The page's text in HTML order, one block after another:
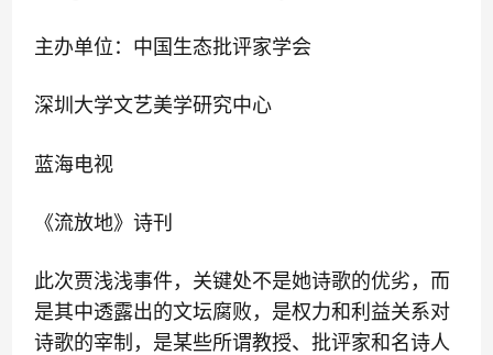
主办单位：中国生态批评家学会
深圳大学文艺美学研究中心
蓝海电视
《流放地》诗刊
此次贾浅浅事件，关键处不是她诗歌的优劣，而
是其中透露出的文坛腐败，是权力和利益关系对
诗歌的宰制，是某些所谓教授、批评家和名诗人